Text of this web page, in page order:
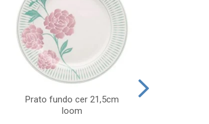
Prato fundo cer 21,5cm
loom